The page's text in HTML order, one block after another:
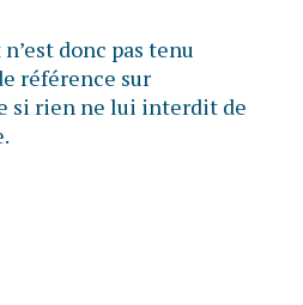
donc pas tenu
référence sur
si rien ne lui interdit de